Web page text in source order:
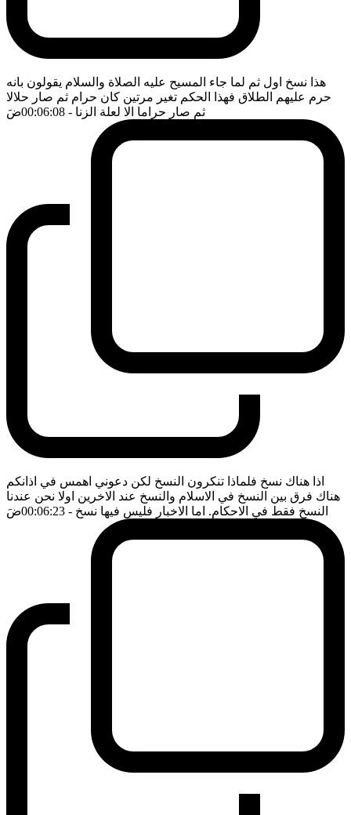
هذا نسخ اول ثم لما جاء المسيح عليه الصلاة والسلام يقولون بانه
حرم عليهم الطلاق فهذا الحكم تغير مرتين كان حرام ثم صار حلالا
ثم صار حراما الا لعلة الزنا - 00:06:08 ضَ
اذا هناك نسخ فلماذا تنكرون النسخ لكن دعوني اهمس في اذانكم
هناك فرق بين النسخ في الاسلام والنسخ عند الاخرين اولا نحن عندنا
النسخ فقط في الاحكام. اما الاخبار فليس فيها نسخ - 00:06:23 ضَ